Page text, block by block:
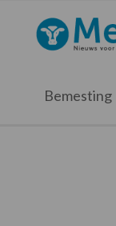
hoofdnavigatie
hoofd
eerste
voettekst
Bemesting